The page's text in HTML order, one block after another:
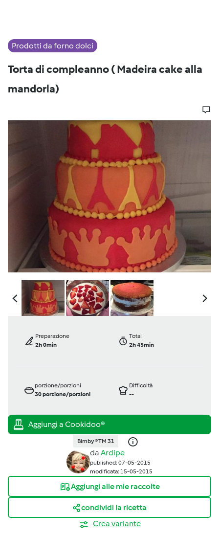
Prodotti da forno dolci
Torta di compleanno ( Madeira cake alla
mandorla)
Preparazione
2h 0min
Total
2h 45min
porzione/porzioni
30porzione/porzioni
Difficoltà
--
Bimby ® TM 31
da Ardipe
published: 07-05-2015
modificata: 15-05-2015
Aggiungi alle mie raccolte
condividi la ricetta
Crea variante